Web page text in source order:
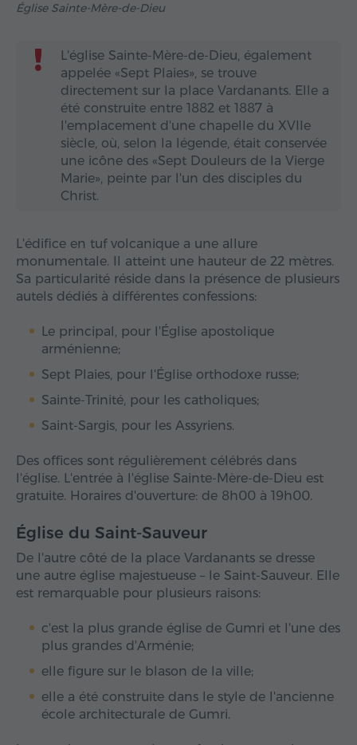
Église Sainte-Mère-de-Dieu
L'église Sainte-Mère-de-Dieu, également
appelée «Sept Plaies», se trouve
directement sur la place Vardanants. Elle a
été construite entre 1882 et 1887 à
l'emplacement d'une chapelle du XVIIe
siècle, où, selon la légende, était conservée
une icône des «Sept Douleurs de la Vierge
Marie», peinte par l'un des disciples du
Christ.
L'édifice en tuf volcanique a une allure
monumentale. Il atteint une hauteur de 22 mètres.
Sa particularité réside dans la présence de plusieurs
autels dédiés à différentes confessions:
Le principal, pour l'Église apostolique
arménienne;
Sept Plaies, pour l'Église orthodoxe russe;
Sainte-Trinité, pour les catholiques;
Saint-Sargis, pour les Assyriens.
Des offices sont régulièrement célébrés dans
l'église. L'entrée à l'église Sainte-Mère-de-Dieu est
gratuite. Horaires d'ouverture: de 8h00 à 19h00.
Église du Saint-Sauveur
De l'autre côté de la place Vardanants se dresse
une autre église majestueuse – le Saint-Sauveur. Elle
est remarquable pour plusieurs raisons:
c'est la plus grande église de Gumri et l'une des
plus grandes d'Arménie;
elle figure sur le blason de la ville;
elle a été construite dans le style de l'ancienne
école architecturale de Gumri.